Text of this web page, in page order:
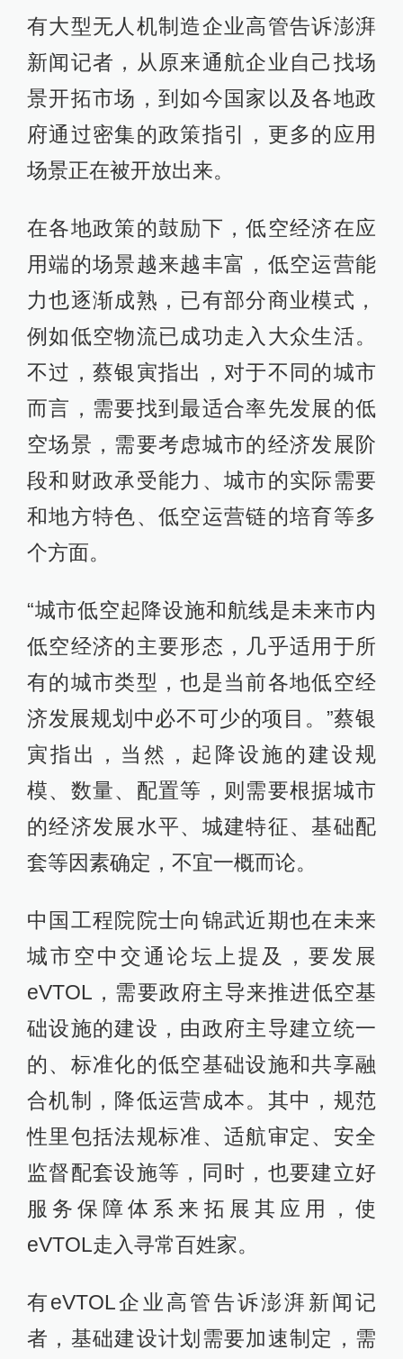
有大型无人机制造企业高管告诉澎湃
新闻记者，从原来通航企业自己找场
景开拓市场，到如今国家以及各地政
府通过密集的政策指引，更多的应用
场景正在被开放出来。
在各地政策的鼓励下，低空经济在应
用端的场景越来越丰富，低空运营能
力也逐渐成熟，已有部分商业模式，
例如低空物流已成功走入大众生活。
不过，蔡银寅指出，对于不同的城市
而言，需要找到最适合率先发展的低
空场景，需要考虑城市的经济发展阶
段和财政承受能力、城市的实际需要
和地方特色、低空运营链的培育等多
个方面。
“城市低空起降设施和航线是未来市内
低空经济的主要形态，几乎适用于所
有的城市类型，也是当前各地低空经
济发展规划中必不可少的项目。”蔡银
寅指出，当然，起降设施的建设规
模、数量、配置等，则需要根据城市
的经济发展水平、城建特征、基础配
套等因素确定，不宜一概而论。
中国工程院院士向锦武近期也在未来
城市空中交通论坛上提及，要发展
eVTOL，需要政府主导来推进低空基
础设施的建设，由政府主导建立统一
的、标准化的低空基础设施和共享融
合机制，降低运营成本。其中，规范
性里包括法规标准、适航审定、安全
监督配套设施等，同时，也要建立好
服务保障体系来拓展其应用，使
eVTOL走入寻常百姓家。
有eVTOL企业高管告诉澎湃新闻记
者，基础建设计划需要加速制定，需